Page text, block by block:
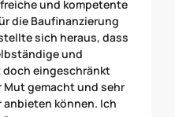
und kompetente
die Baufinanzierung
sich heraus, dass
und
eingeschränkt
Mut gemacht und sehr
können. Ich